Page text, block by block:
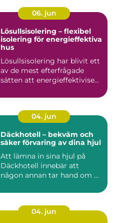
06. jun
Lösullsisolering – flexibel
isolering för energieffektiva
hus
Lösullsisolering har blivit ett
av de mest efterfrågade
sätten att energieffektivise...
04. jun
Däckhotell – bekväm och
säker förvaring av dina hjul
Att lämna in sina hjul på
Däckhotell innebär att
någon annan tar hand om ...
04. jun